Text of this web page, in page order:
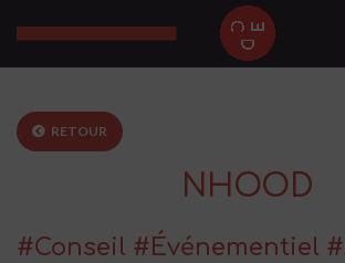
RETOUR
NHOOD
#Conseil #Événementiel